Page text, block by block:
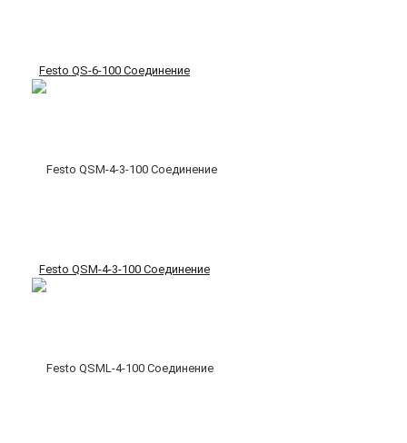
Festo QS-6-100 Соединение
Festo QSM-4-3-100 Соединение